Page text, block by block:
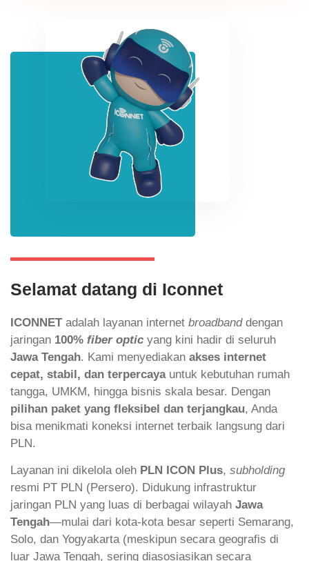
Selamat datang di Iconnet
ICONNETadalah layanan internet broadbanddengan
jaringan 100% fiber optic yang kini hadir di seluruh
Jawa Tengah. Kami menyediakan akses internet
cepat, stabil, dan terpercayauntuk kebutuhan rumah
tangga, UMKM, hingga bisnis skala besar. Dengan
pilihan paket yang fleksibel dan terjangkau, Anda
bisa menikmati koneksi internet terbaik langsung dari
PLN.
Layanan ini dikelola oleh PLN ICON Plus, subholding
resmi PT PLN (Persero). Didukung infrastruktur
jaringan PLN yang luas di berbagai wilayah Jawa
Tengah—mulai dari kota-kota besar seperti Semarang,
Solo, dan Yogyakarta (meskipun secara geografis di
luar Jawa Tengah, sering diasosiasikan secara